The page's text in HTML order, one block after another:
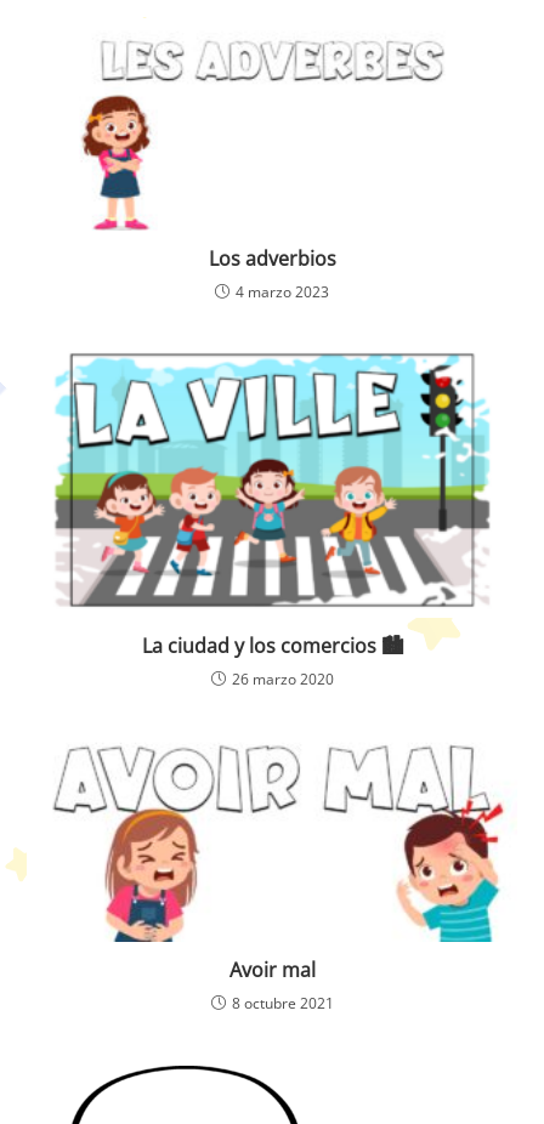
Los adverbios
4 marzo 2023
La ciudad y los comercios 🏙️
26 marzo 2020
Avoir mal
8 octubre 2021